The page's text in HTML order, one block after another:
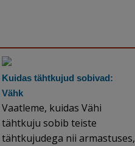
Kuidas tähtkujud sobivad:
Vähk
Vaatleme, kuidas Vähi
tähtkuju sobib teiste
tähtkujudega nii armastuses,